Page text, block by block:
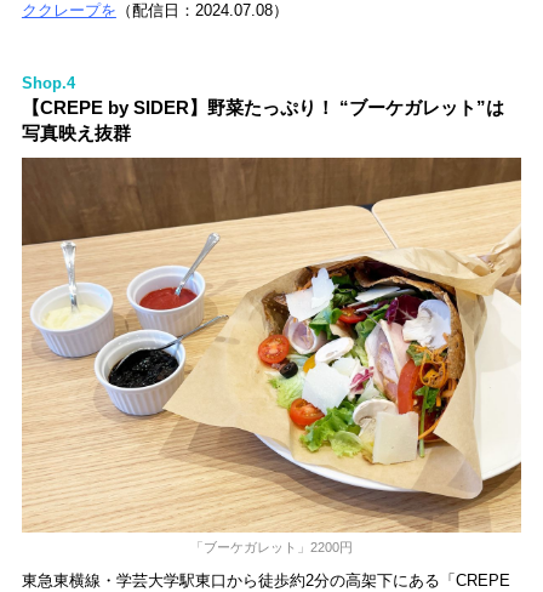
ククレープを （配信日：2024.07.08）
Shop.4
【CREPE by SIDER】野菜たっぷり！ “ブーケガレット”は
写真映え抜群
「ブーケガレット」2200円
東急東横線・学芸大学駅東口から徒歩約2分の高架下にある「CREPE